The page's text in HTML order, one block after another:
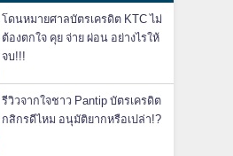
โดนหมายศาลบัตรเครดิต KTC ไม่
ต้องตกใจ คุย จ่าย ผ่อน อย่างไรให้
จบ!!!
รีวิวจากใจชาว Pantip บัตรเครดิต
กสิกรดีไหม อนุมัติยากหรือเปล่า!?